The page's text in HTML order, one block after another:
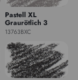
Pastell XL
Graurötlich 3
13763BXC